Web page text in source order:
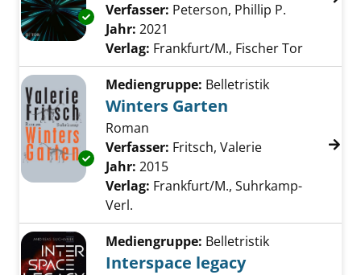
Exemplar-Details von Universum anzeigen
Verfasser: Peterson, Phillip P.
Jahr: 2021
Verlag: Frankfurt/M., Fischer Tor
Exemplar-Details von Winters Garten
Mediengruppe: Belletristik
Winters Garten
Roman
Verfasser: Fritsch, Valerie Suche nach
Jahr: 2015
Verlag: Frankfurt/M., Suhrkamp-
Verl.
Mediengruppe: Belletristik
Interspace legacy